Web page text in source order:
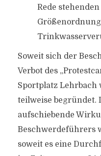
Rede
Soweit sich der
Verbot des
Sportplatz Lehrbach
teilweise begründet.
aufschiebende
Beschwerdeführers
soweit es eine